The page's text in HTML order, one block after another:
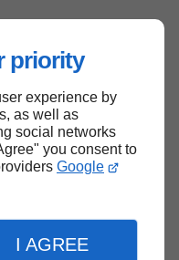
priority
experience by
as well as
social networks
you consent to
Google
I AGREE